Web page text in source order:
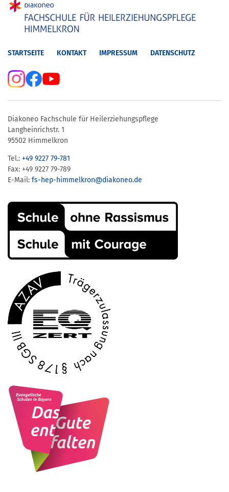
STARTSEITE KONTAKT IMPRESSUM DATENSCHUTZ
Diakoneo Fachschule für Heilerziehungspflege
Langheinrichstr. 1
95502 Himmelkron
Tel.: +49 9227 79-781
Fax: +49 9227 79-789
E-Mail: fs-hep-himmelkron​@diakoneo.de